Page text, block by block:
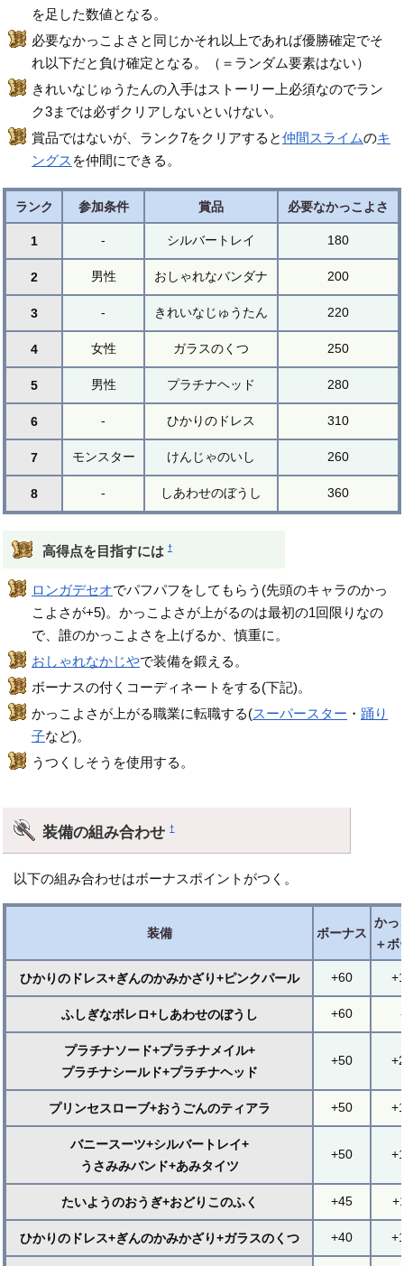
を足した数値となる。
必要なかっこよさと同じかそれ以上であれば優勝確定でそ
れ以下だと負け確定となる。（＝ランダム要素はない）
きれいなじゅうたんの入手はストーリー上必須なのでラン
ク3までは必ずクリアしないといけない。
賞品ではないが、ランク7をクリアすると仲間スライムのキ
ングス を仲間にできる。
ランク 参加条件 賞品 必要なかっこよさ
1 - シルバートレイ 180
2 男性 おしゃれなバンダナ 200
3 - きれいなじゅうたん 220
4 女性 ガラスのくつ 250
5 男性 プラチナヘッド 280
6 - ひかりのドレス 310
7 モンスター けんじゃのいし 260
8 - しあわせのぼうし 360
高得点を目指すには †
ロンガデセオでパフパフをしてもらう(先頭のキャラのかっ
こよさが+5)。かっこよさが上がるのは最初の1回限りなの
で、誰のかっこよさを上げるか、慎重に。
おしゃれなかじやで装備を鍛える。
ボーナスの付くコーディネートをする(下記)。
かっこよさが上がる職業に転職する(スーパースター ・ 踊り
子など)。
うつくしそうを使用する。
装備の組み合わせ†
以下の組み合わせはボーナスポイントがつく。
装備 ボーナス
かっ
＋ボ
ひかりのドレス+ぎんのかみかざり+ピンクパール +60
ふしぎなボレロ+しあわせのぼうし +60
プラチナソード+プラチナメイル+
プラチナシールド+プラチナヘッド
+50
プリンセスローブ+おうごんのティアラ +50
バニースーツ+シルバートレイ+
うさみみバンド+あみタイツ
+50
たいようのおうぎ+おどりこのふく +45
ひかりのドレス+ぎんのかみかざり+ガラスのくつ +40